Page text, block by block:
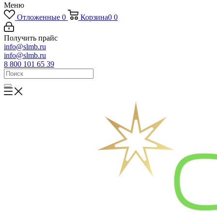
Меню
Отложенные 0 Корзина0 0
Получить прайс
info@slmb.ru
info@slmb.ru
8 800 101 65 39